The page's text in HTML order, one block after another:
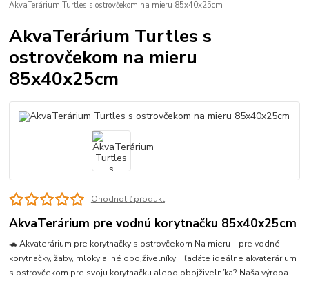
AkvaTerárium Turtles s ostrovčekom na mieru 85x40x25cm
AkvaTerárium Turtles s
ostrovčekom na mieru
85x40x25cm
Ohodnotiť produkt
AkvaTerárium pre vodnú korytnačku 85x40x25cm
🐢 Akvaterárium pre korytnačky s ostrovčekom Na mieru – pre vodné
korytnačky, žaby, mloky a iné obojživelníky Hľadáte ideálne akvaterárium
s ostrovčekom pre svoju korytnačku alebo obojživelníka? Naša výroba